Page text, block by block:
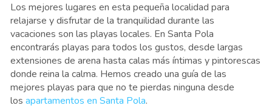
Los mejores lugares en esta pequeña localidad para
relajarse y disfrutar de la tranquilidad durante las
vacaciones son las playas locales. En Santa Pola
encontrarás playas para todos los gustos, desde largas
extensiones de arena hasta calas más íntimas y pintorescas
donde reina la calma. Hemos creado una guía de las
mejores playas para que no te pierdas ninguna desde
los apartamentos en Santa Pola.